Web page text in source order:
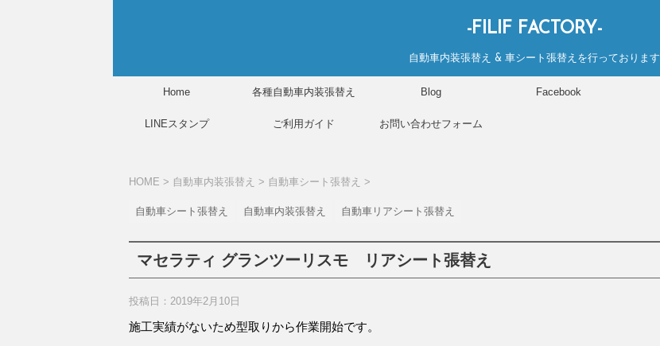
-FILIF FACTORY-
自動車内装張替え & 車シート張替えを行っております
Home 各種自動車内装張替え Blog Facebook
LINEスタンプ ご利用ガイド お問い合わせフォーム
HOME > 自動車内装張替え > 自動車シート張替え >
自動車シート張替え 自動車内装張替え 自動車リアシート張替え
マセラティ グランツーリスモ リアシート張替え
投稿日：2019年2月10日
施工実績がないため型取りから作業開始です。